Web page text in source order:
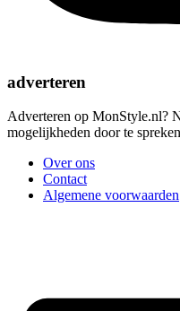
adverteren
Adverteren op MonStyle.nl?
mogelijkheden door te
Over ons
Contact
Algemene voorwaarden